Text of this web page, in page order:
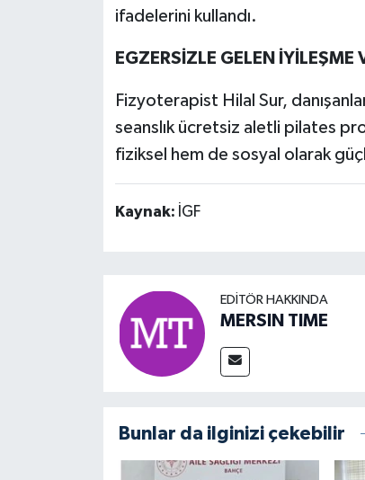
ifadelerini kullandı.
EGZERSİZLE GELEN İYİLEŞME
Fizyoterapist Hilal Sur,
seanslık ücretsiz aletli pilates
fiziksel hem de sosyal olarak
Kaynak: İGF
EDITÖR HAKKINDA
MERSIN TIME
Bunlar da ilginizi çekebilir